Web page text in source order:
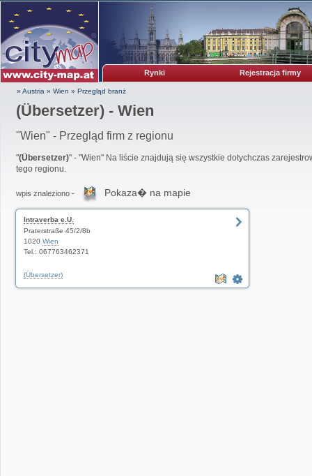
Rynki Rejestracja firmy
» Austria » Wien » Przegląd branż
(Übersetzer) - Wien
"Wien" - Przegląd firm z regionu
"(Übersetzer)" - "Wien" Na liście znajdują się wszystkie dotychczas
tego regionu.
wpis znaleziono - Pokaza� na mapie
Intraverba e.U.
Praterstraße 45/2/8b
1020 Wien
Tel.: 067763462371
(Übersetzer)